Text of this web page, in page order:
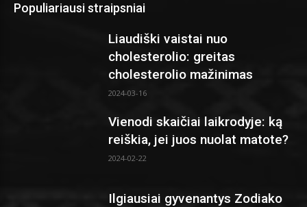
Populiariausi straipsniai
Liaudiški vaistai nuo
cholesterolio: greitas
cholesterolio mažinimas
2024-03-16
Vienodi skaičiai laikrodyje: ką
reiškia, jei juos nuolat matote?
2024-02-22
Ilgiausiai gyvenantys Zodiako